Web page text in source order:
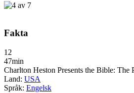
Fakta
12
47min
Charlton Heston Presents the Bible: The
Land: USA
Språk: Engelsk